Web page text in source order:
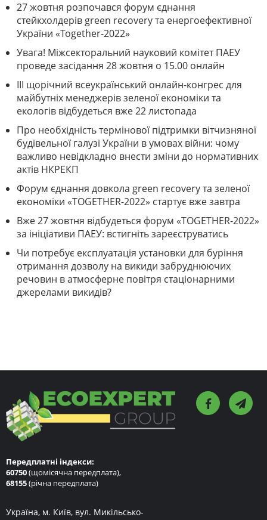
27 жовтня розпочався форум єднання
стейкхолдерів green recovery та енергоефективної
України «Together-2022»
Увага! Міжсекторальний науковий комітет ПАЕУ
проведе засідання 28 жовтня о 15.00 онлайн
III щорічний всеукраїнський онлайн-конгрес для
майбутніх менеджерів зеленої економіки та
екологів відбудеться вже 22 листопада
Про необхідність термінової підтримки вітчизняної
будівельної галузі України в умовах війни: чому
важливо невідкладно внести зміни до нормативних
актів НКРЕКП
Форум єднання довкола green recovery та зеленої
економіки «TOGETHER-2022» стартує вже завтра
Вже 27 жовтня відбудеться форум «TOGETHER-2022»
за ініціативи ПАЕУ: встигніть зареєструватись
Чи потребує експлуатація установки для буріння
отримання дозволу на викиди забруднюючих
речовин в атмосферне повітря стаціонарними
джерелами викидів?
Передплатні індекси:
60750(щомісячна передплата),
68155(річна передплата)
Україна, м. Київ, вул. Микільсько-